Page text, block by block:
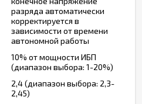
разряда автоматически
корректируется в
зависимости от времени
автономной работы
10% от мощности ИБП
(диапазон выбора: 1-20%)
2,4 (диапазон выбора: 2,3-
2,45)